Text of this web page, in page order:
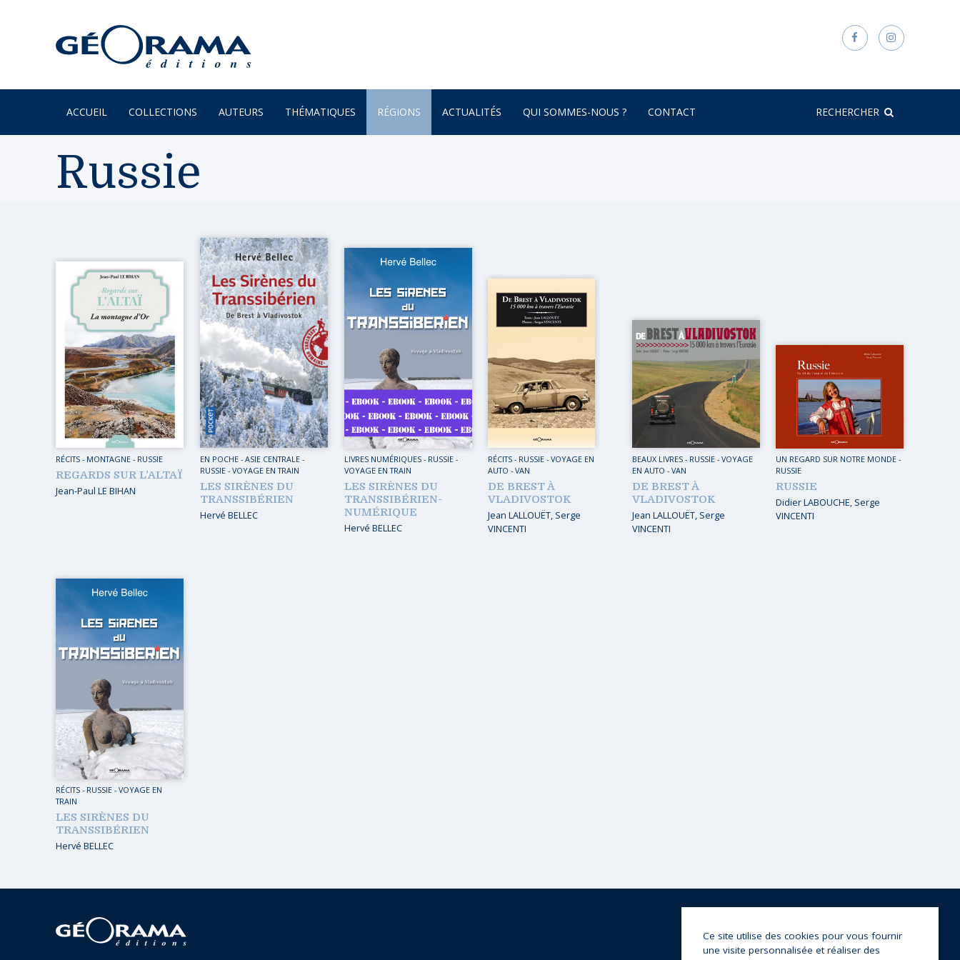
ACCUEIL COLLECTIONS
PAR MONTS & PAR VAUX
UN REGARD SUR NOTRE
MONDE
POÉSIE
PROVERBES & DICTONS
GUIDES
HORS COLLECTION
TÉMOIGNAGES
ROMANS
LIVRETS PÉDAGOGIQUES
EN POCHE
CARNETS DE BORD
EPUISÉS
AUTEURS THÉMATIQUES
LITTÉRATURE – POÉSIE
MER
MONTAGNE
MUSIQUES DU MONDE
TOUR DU MONDE
VOYAGE INITIATIQUE
VOYAGE EN AUTO – VAN
VOYAGE À PIED
VOYAGE EN TRAIN
VOYAGE À VÉLO
RÉGIONS
ASIE CENTRALE
BRETAGNE
CARAÏBES
CAUCASE
EUROPE
EUROPE DE L’EST
FRANCE
GRAND NORD
INDE
MOYEN-ORIENT
ACTUALITÉS QUI SOMMES-NOUS ? CONTACT RECHERCHER
Russie
RÉCITS - MONTAGNE - RUSSIE
REGARDS SUR L’ALTAÏ
Jean-Paul LE BIHAN
EN POCHE -ASIE CENTRALE -
RUSSIE -VOYAGE EN TRAIN
LES SIRÈNES DU
TRANSSIBÉRIEN
Hervé BELLEC
LIVRES NUMÉRIQUES- RUSSIE-
VOYAGE EN TRAIN
LES SIRÈNES DU
TRANSSIBÉRIEN-
NUMÉRIQUE
Hervé BELLEC
RÉCITS - RUSSIE -VOYAGE EN
AUTO - VAN
DE BREST À
VLADIVOSTOK
Jean LALLOUËT, Serge
VINCENTI
BEAUX LIVRES- RUSSIE- VOYAGE
EN AUTO - VAN
DE BREST À
VLADIVOSTOK
Jean LALLOUËT, Serge
VINCENTI
UN REGARD SUR NOTRE MONDE -
RUSSIE
RUSSIE
Didier LABOUCHE, Serge
VINCENTI
RÉCITS - RUSSIE -VOYAGE EN
TRAIN
LES SIRÈNES DU
TRANSSIBÉRIEN
Hervé BELLEC
Ce site utilise des cookies pour vous fournir
une visite personnalisée et réaliser des